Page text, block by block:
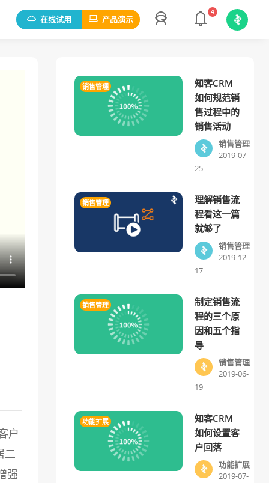
在线试用 产品演示
4
户
二
强
销售管理
知客CRM
如何规范销
售过程中的
销售活动
销售管理
2019-07-
25
销售管理
理解销售流
程看这一篇
就够了
销售管理
2019-12-
17
销售管理
制定销售流
程的三个原
因和五个指
导
销售管理
2019-06-
19
功能扩展
知客CRM
如何设置客
户回落
功能扩展
2019-07-